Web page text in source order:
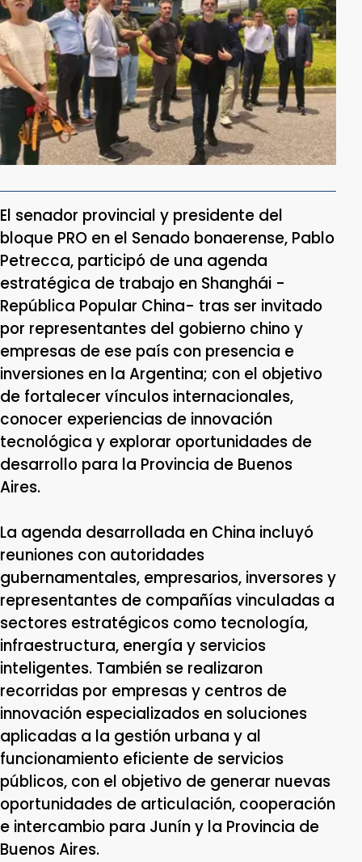
El senador provincial y presidente del
bloque PRO en el Senado bonaerense, Pablo
Petrecca, participó de una agenda
estratégica de trabajo en Shanghái -
República Popular China- tras ser invitado
por representantes del gobierno chino y
empresas de ese país con presencia e
inversiones en la Argentina; con el objetivo
de fortalecer vínculos internacionales,
conocer experiencias de innovación
tecnológica y explorar oportunidades de
desarrollo para la Provincia de Buenos
Aires.
La agenda desarrollada en China incluyó
reuniones con autoridades
gubernamentales, empresarios, inversores y
representantes de compañías vinculadas a
sectores estratégicos como tecnología,
infraestructura, energía y servicios
inteligentes. También se realizaron
recorridas por empresas y centros de
innovación especializados en soluciones
aplicadas a la gestión urbana y al
funcionamiento eficiente de servicios
públicos, con el objetivo de generar nuevas
oportunidades de articulación, cooperación
e intercambio para Junín y la Provincia de
Buenos Aires.